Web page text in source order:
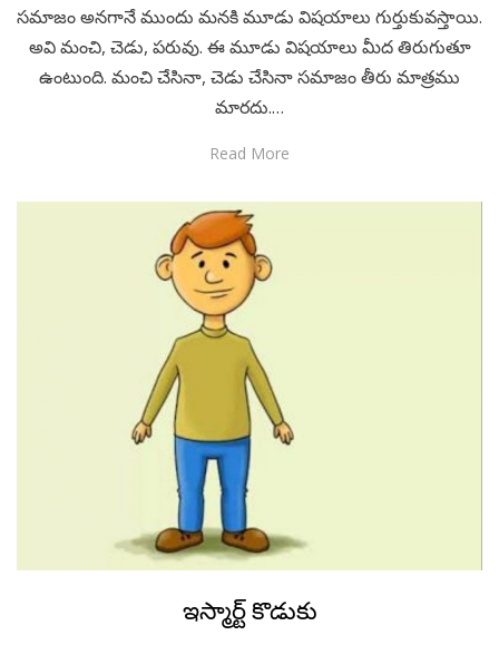
సమాజం అనగానే ముందు మనకి మూడు విషయాలు గుర్తుకువస్తాయి.
అవి మంచి, చెడు, పరువు. ఈ మూడు విషయాలు మీద తిరుగుతూ
ఉంటుంది. మంచి చేసినా, చెడు చేసినా సమాజం తీరు మాత్రము
మారదు.…
Read More
Posted
on
May 13, 2020
Telugu
ఇస్మార్ట్ కొడుకు